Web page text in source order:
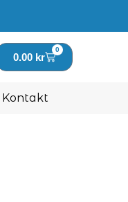
0.00 kr
0
Handlekurv
Kontakt